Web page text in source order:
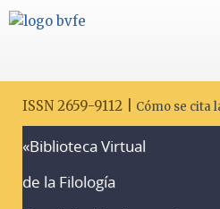
ISSN 2659-9112 | Cómo se cita
«Biblioteca Virtual
de la Filología